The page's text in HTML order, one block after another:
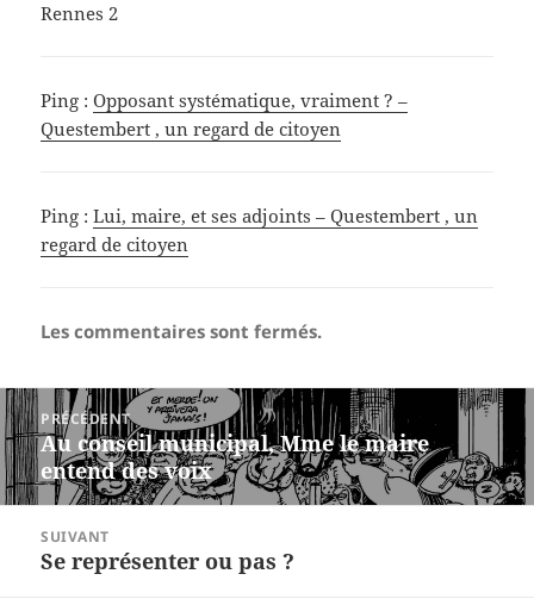
Rennes 2
Ping :Opposant systématique, vraiment ? –
Questembert , un regard de citoyen
Ping :Lui, maire, et ses adjoints – Questembert , un
regard de citoyen
Les commentaires sont fermés.
Navigation
de
l’article
PRÉCÉDENT
Article
précédent :
Au conseil municipal, Mme le maire
entend des voix
SUIVANT
Article
Se représenter ou pas ?